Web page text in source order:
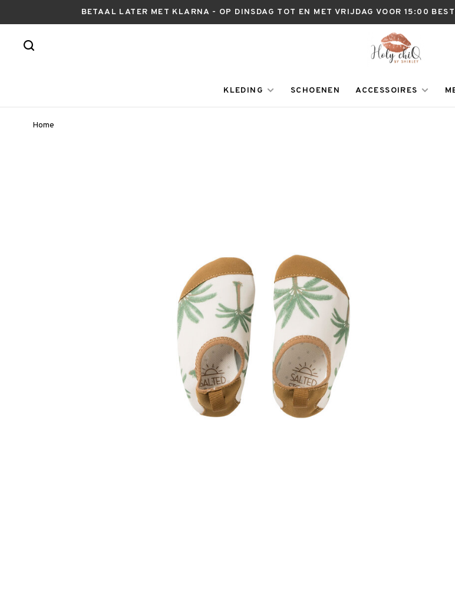
BETAAL LATER MET KLARNA - OP DINSDAG TOT EN MET VRIJDAG VOOR 15:00
KLEDING SCHOENEN ACCESSOIRES
Home